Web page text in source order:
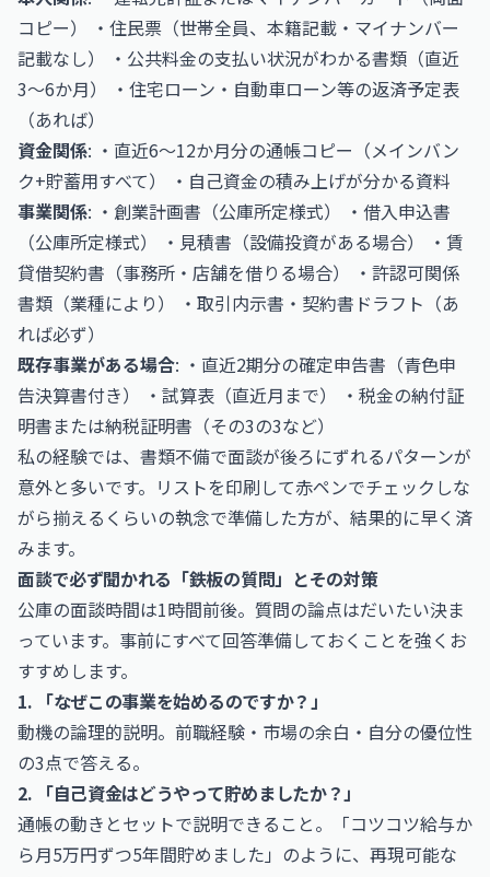
コピー） ・住民票（世帯全員、本籍記載・マイナンバー
記載なし） ・公共料金の支払い状況がわかる書類（直近
3〜6か月） ・住宅ローン・自動車ローン等の返済予定表
（あれば）
資金関係: ・直近6〜12か月分の通帳コピー（メインバン
ク+貯蓄用すべて） ・自己資金の積み上げが分かる資料
事業関係: ・創業計画書（公庫所定様式） ・借入申込書
（公庫所定様式） ・見積書（設備投資がある場合） ・賃
貸借契約書（事務所・店舗を借りる場合） ・許認可関係
書類（業種により） ・取引内示書・契約書ドラフト（あ
れば必ず）
既存事業がある場合: ・直近2期分の確定申告書（青色申
告決算書付き） ・試算表（直近月まで） ・税金の納付証
明書または納税証明書（その3の3など）
私の経験では、書類不備で面談が後ろにずれるパターンが
意外と多いです。リストを印刷して赤ペンでチェックしな
がら揃えるくらいの執念で準備した方が、結果的に早く済
みます。
面談で必ず聞かれる「鉄板の質問」とその対策
公庫の面談時間は1時間前後。質問の論点はだいたい決ま
っています。事前にすべて回答準備しておくことを強くお
すすめします。
1. 「なぜこの事業を始めるのですか？」
動機の論理的説明。前職経験・市場の余白・自分の優位性
の3点で答える。
2. 「自己資金はどうやって貯めましたか？」
通帳の動きとセットで説明できること。「コツコツ給与か
ら月5万円ずつ5年間貯めました」のように、再現可能な